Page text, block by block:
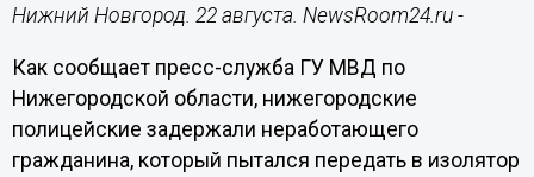
Нижний Новгород. 22 августа. NewsRoom24.ru -
Как сообщает пресс-служба ГУ МВД по
Нижегородской области, нижегородские
полицейские задержали неработающего
гражданина, который пытался передать в изолятор